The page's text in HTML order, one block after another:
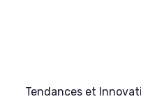
Tendances et